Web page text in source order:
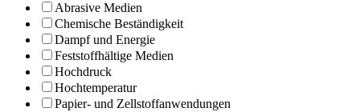
Abrasive Medien
Chemische Beständigkeit
Dampf und Energie
Feststoffhältige Medien
Hochdruck
Hochtemperatur
Papier- und Zellstoffanwendungen